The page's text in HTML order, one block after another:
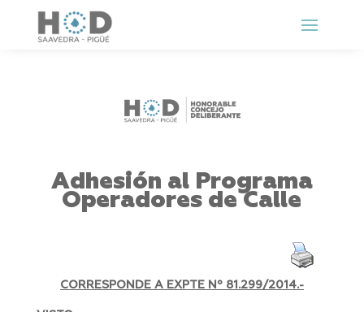
Adhesión al Programa
Operadores de Calle
CORRESPONDE A EXPTE Nº 81.299/2014.-